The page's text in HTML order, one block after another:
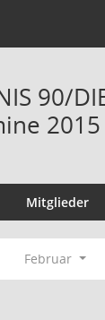
90/
2015
Mitglieder
Februar